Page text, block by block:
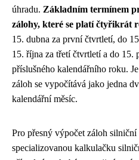
úhradu. Základním termínem
zálohy, které se platí čtyřikrát
15. dubna za první čtvrtletí, do
15. října za třetí čtvrtletí a do 15.
příslušného kalendářního roku.
záloh se vypočítává jako jedna
kalendářní měsíc.
Pro přesný výpočet záloh
specializovanou kalkulačku